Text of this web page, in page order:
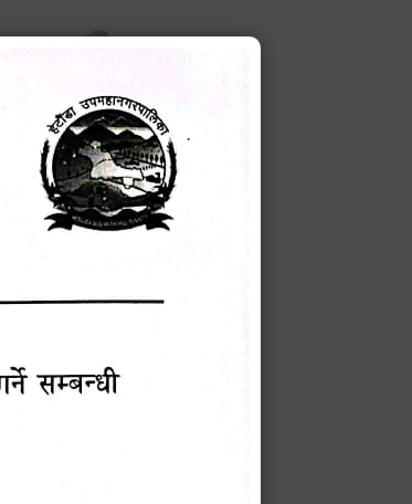
टेक बहादुर वली
प्रमुख प्रशासकीय अधिकृत
Phone: 9855010111
सविन न्यौपाने